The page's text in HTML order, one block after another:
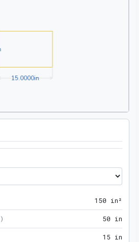
15.0000in15.0000in
10.0000in
1 50 in²
) 50 in
1 5 in